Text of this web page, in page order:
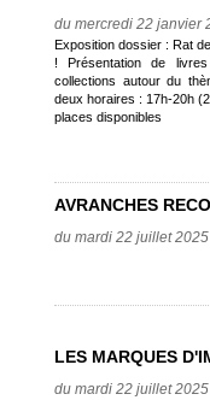
du mercredi 22 janvier
Exposition dossier : Rat
! Présentation de
collections autour du
deux horaires : 17h-20h
places disponibles
AVRANCHES
du mardi 22 juillet
LES MARQUES
du mardi 22 juillet